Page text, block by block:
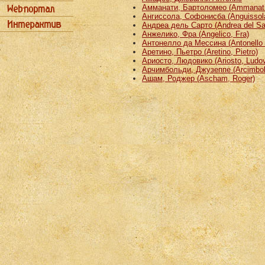
Амманати, Бартоломео
Ангиссола, Софонисба
Андреа дель Сарто (Andrea del
Анжелико, Фра (Angelico, Fra)
Антонелло да Мессина (Antonello
Аретино, Пьетро (Aretino, Pietro)
Ариосто, Людовико (Ariosto,
Арчимбольди, Джузеппе
Ашам, Роджер (Ascham, Roger)